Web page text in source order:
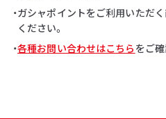
・ガシャポイントをご利用いただ
ください。
・各種お問い合わせはこちら をご確